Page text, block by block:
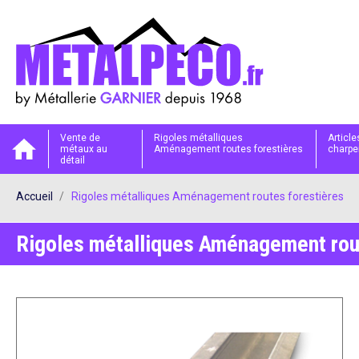
Vente de
métaux au
détail
Rigoles métalliques
Aménagement routes forestières
Accueil Rigoles métalliques Aménagement routes forestières
Rigoles métalliques Aménagement